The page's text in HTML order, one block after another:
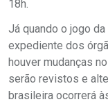
18h.
Já quando o jogo
expediente dos
houver mudanças
serão revistos e
brasileira ocorrerá